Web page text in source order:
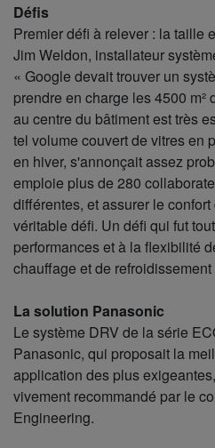
Défis
Premier défi à relever : la taille
Jim Weldon, installateur
« Google devait trouver un
prendre en charge les 4500
au centre du bâtiment est très
tel volume couvert de vitres en
en hiver, s'annonçait assez
emploie plus de 280
différentes, et assurer le
véritable défi. Un défi qui fut
performances et à la flexibilité
chauffage et de
La solution Panasonic
Le système DRV de la série
Panasonic, qui proposait la
application des plus
vivement recommandé par le
Engineering.